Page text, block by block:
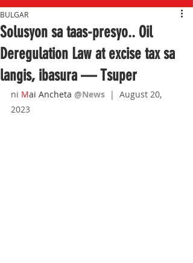
Solusyon sa taas-presyo.. Oil
Deregulation Law at excise tax sa
langis, ibasura — Tsuper
BULGAR
ni Mai Ancheta @News |  August 20,
2023